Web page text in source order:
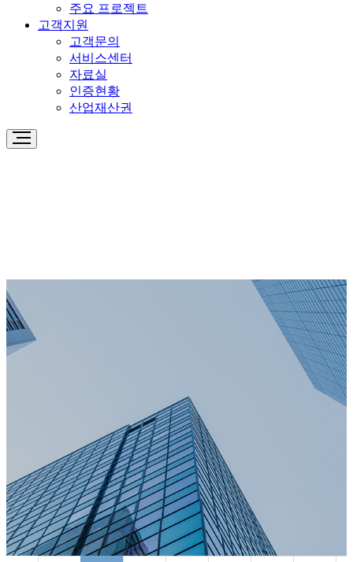
주요 프로젝트
고객지원
고객문의
서비스센터
자료실
인증현황
산업재산권
소
개
자
는
앞
선
기
술